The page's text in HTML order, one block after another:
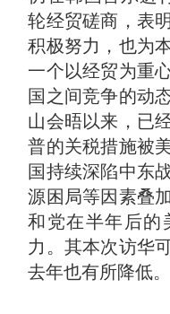
轮经贸磋商，表
积极努力，也为
一个以经贸为重
国之间竞争的动
山会晤以来，已
普的关税措施被
国持续深陷中东
源困局等因素叠
和党在半年后的
力。其本次访华
去年也有所降低。